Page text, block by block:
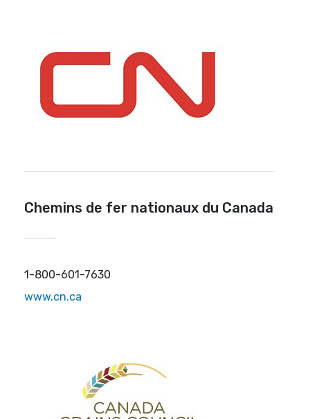
Chemins de fer nationaux du Canada
1-800-601-7630
www.cn.ca